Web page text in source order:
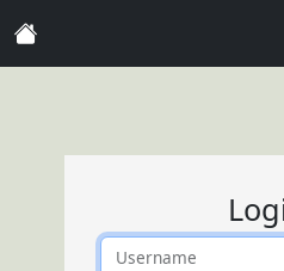
Username